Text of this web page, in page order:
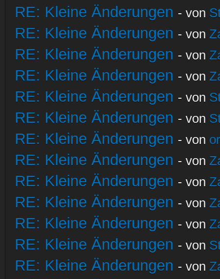
RE: Kleine Änderungen - von
RE: Kleine Änderungen - von
RE: Kleine Änderungen - von
RE: Kleine Änderungen - von
RE: Kleine Änderungen - von
RE: Kleine Änderungen - von
RE: Kleine Änderungen - von
RE: Kleine Änderungen - von
RE: Kleine Änderungen - von
RE: Kleine Änderungen - von
RE: Kleine Änderungen - von
RE: Kleine Änderungen - von
RE: Kleine Änderungen - von